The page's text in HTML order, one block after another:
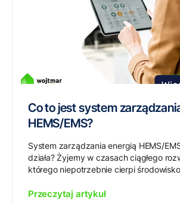
Co to jest system
HEMS/EMS?
System zarządzania energią HEMS/
działa? Żyjemy w czasach ciągłego
którego niepotrzebnie cierpi
Przeczytaj artykuł